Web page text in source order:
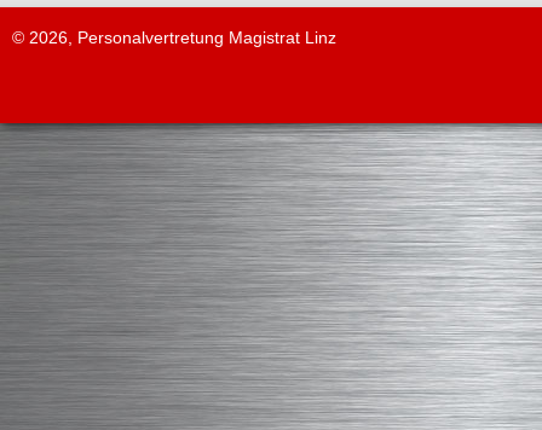
© 2026, Personalvertretung Magistrat Linz